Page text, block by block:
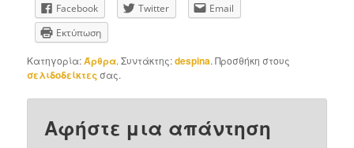
Facebook Twitter
Email
Εκτύπωση
Κατηγορία:Άρθρα. Συντάκτης:despina. Προσθήκη στους
σελιδοδείκτεςσας.
Αφήστε μια απάντηση